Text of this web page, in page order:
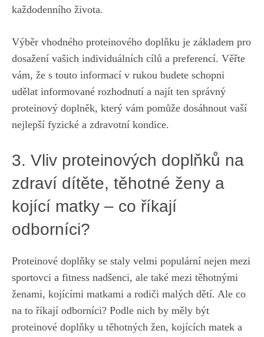
každodenního života.
Výběr vhodného proteinového doplňku je základem pro⁤
dosažení‍ vašich ​individuálních cílů a ⁣preferencí.⁤ Věřte
⁣vám, ⁤že s touto informací v rukou budete schopni
udělat informované rozhodnutí a najít⁣ ten správný
proteinový doplněk,‍ který vám pomůže dosáhnout​ vaší
‌nejlepší‍ fyzické⁣ a⁤ zdravotní kondice.
3.‍ Vliv ‌proteinových doplňků na
zdraví dítěte, těhotné ženy a
kojící matky – co ⁣říkají
odborníci?
Proteinové ‍doplňky se staly velmi populární nejen ⁤mezi
sportovci a fitness ⁢nadšenci, ale⁣ také mezi těhotnými⁣
ženami, kojícími matkami a rodiči⁢ malých dětí. Ale co
na to říkají odborníci? Podle nich by‍ měly ⁤být​
proteinové doplňky u těhotných⁤ žen, kojících matek a